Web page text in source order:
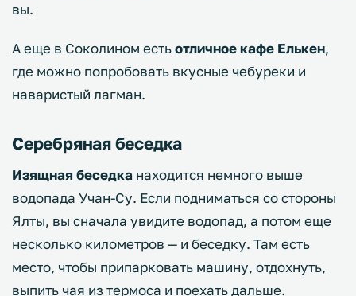
вы.
А еще в Соколином естьотличное кафе Елькен,
где можно попробовать вкусные чебуреки и
наваристый лагман.
Серебряная беседка
Изящная беседка находится немного выше
водопада Учан-Су. Если подниматься со стороны
Ялты, вы сначала увидите водопад, а потом еще
несколько километров — и беседку. Там есть
место, чтобы припарковать машину, отдохнуть,
выпить чая из термоса и поехать дальше.